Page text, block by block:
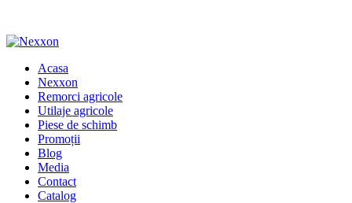
Acasa
Nexxon
Remorci agricole
Utilaje agricole
Piese de schimb
Promoții
Blog
Media
Contact
Catalog